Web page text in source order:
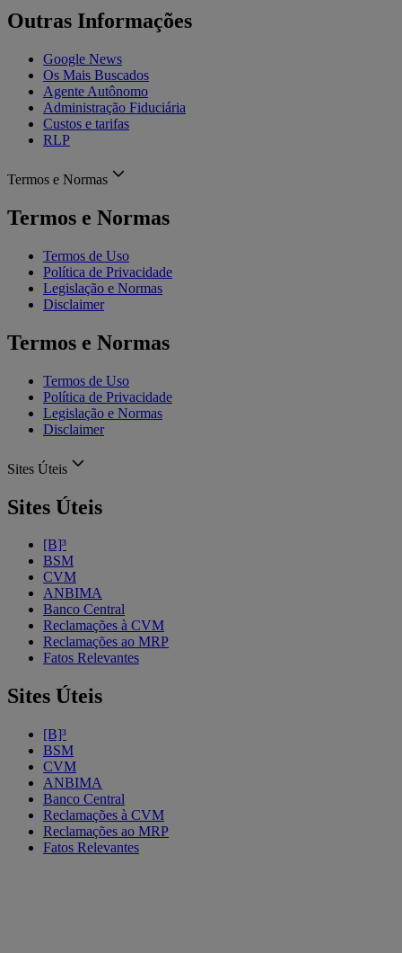
Outras Informações
Google News
Os Mais Buscados
Agente Autônomo
Administração Fiduciária
Custos e tarifas
RLP
Termos e Normas
Termos e Normas
Termos de Uso
Política de Privacidade
Legislação e Normas
Disclaimer
Termos e Normas
Termos de Uso
Política de Privacidade
Legislação e Normas
Disclaimer
Sites Úteis
Sites Úteis
[B]³
BSM
CVM
ANBIMA
Banco Central
Reclamações à CVM
Reclamações ao MRP
Fatos Relevantes
Sites Úteis
[B]³
BSM
CVM
ANBIMA
Banco Central
Reclamações à CVM
Reclamações ao MRP
Fatos Relevantes